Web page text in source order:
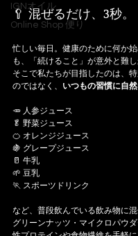
IGNオイル
Online Shop 便り
🥄 混ぜるだけ、3秒。
忙しい毎日。健康のために何か
も、「続けること」が意外と難し
そこで私たちが目指したのは、
のではなく、 いつもの習慣に自然
🥕 人参ジュース
🥬 野菜ジュース
🍊 オレンジジュース
🍇 グレープジュース
🥛 牛乳
🌱 豆乳
🏃 スポーツドリンク
など、普段飲んでいる飲み物に
グリーンナッツ・マイクロパウ